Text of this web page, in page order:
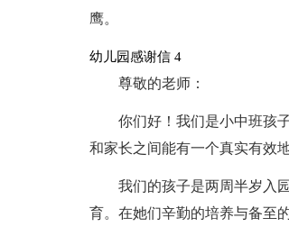
鹰。
幼儿园感谢信 4
尊敬的老师：
你们好！我们是小中班孩
和家长之间能有一个真实有效
我们的孩子是两周半岁入
育。在她们辛勤的培养与备至